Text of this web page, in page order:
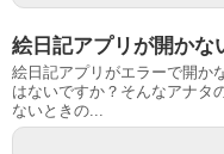
絵日記アプリが開かな
絵日記アプリがエラーで開か
はないですか？そんなアナタ
ないときの...